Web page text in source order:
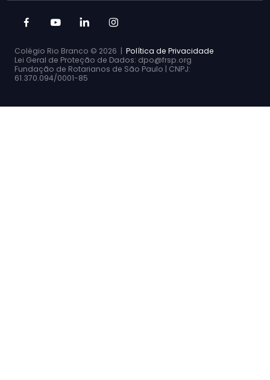
Colégio Rio Branco © 2026 | Política de Privacidade
Lei Geral de Proteção de Dados: dpo@frsp.org
Fundação de Rotarianos de São Paulo | CNPJ:
61.370.094/0001-85